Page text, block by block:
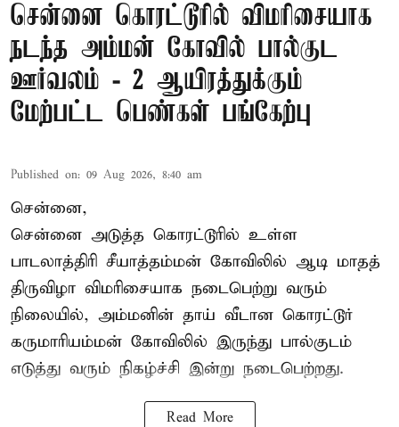
சென்னை கொரட்டூரில் விமரிசையாக
நடந்த அம்மன் கோவில் பால்குட
ஊர்வலம் - 2 ஆயிரத்துக்கும்
மேற்பட்ட பெண்கள் பங்கேற்பு
Published on: 09 Aug 2026, 8:40 am
சென்னை,
சென்னை அடுத்த கொரட்டூரில் உள்ள
பாடலாத்திரி சீயாத்தம்மன் கோவிலில் ஆடி மாதத்
திருவிழா விமரிசையாக நடைபெற்று வரும்
நிலையில், அம்மனின் தாய் வீடான கொரட்டூர்
கருமாரியம்மன் கோவிலில் இருந்து பால்குடம்
எடுத்து வரும் நிகழ்ச்சி இன்று நடைபெற்றது.
Read More